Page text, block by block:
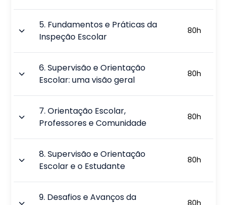
5. Fundamentos e Práticas da
Inspeção Escolar
80h
6.Supervisão e Orientação
Escolar: uma visão geral
80h
7.Orientação Escolar,
Professores e Comunidade
80h
8.Supervisão e Orientação
Escolar e o Estudante
80h
9. Desafios e Avanços da
80h